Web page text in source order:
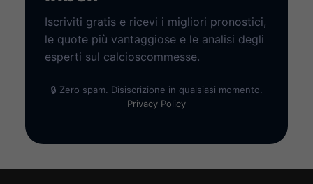
Iscriviti gratis e ricevi i migliori pronostici,
le quote più vantaggiose e le analisi degli
esperti sul calcioscommesse.
🔒 Zero spam. Disiscrizione in qualsiasi momento.
Privacy Policy